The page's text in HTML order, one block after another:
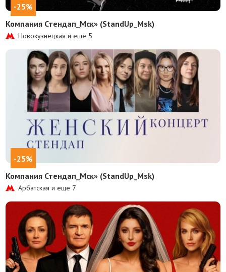
-25%
Компания Стендап_Мск» (StandUp_Msk)
Новокузнецкая и еще 5
-25%
Компания Стендап_Мск» (StandUp_Msk)
Арбатская и еще 7